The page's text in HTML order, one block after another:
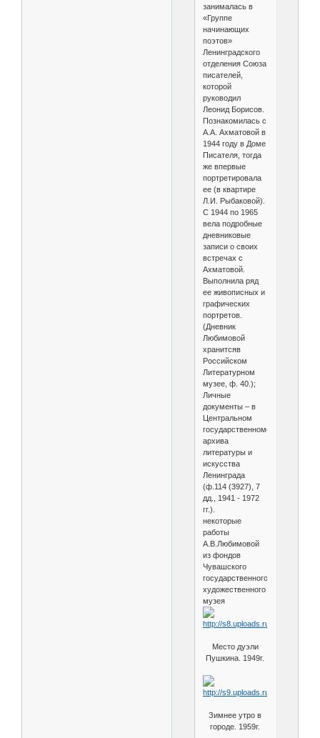
занималась в
«Группе
начинающих
поэтов»
Ленинградского
отделения Союза
писателей,
которой
руководил
Леонид Борисов.
Познакомилась с
А.А. Ахматовой в
1944 году в Доме
Писателя, тогда
же впервые
портретировала
ее (в квартире
Л.И. Рыбаковой).
С 1944 по 1965
вела подробные
дневниковые
записи о своих
встречах с
Ахматовой.
Выполнила ряд
ее живописных и
графических
портретов.
(Дневник
Любимовой
хранитсяв
Российском
Литературном
музее, ф. 40.);
Личные
документы – в
Центральном
государственномо
архива
литературы и
искусства
Ленинграда
(ф.114 (3927), 7
дд., 1941 - 1972
гг.).
некоторые
работы
А.В.Любимовой
из фондов
Чувашского
государственного
художественного
музея
Место дуэли
Пушкина. 1949г.
Зимнее утро в
городе. 1959г.